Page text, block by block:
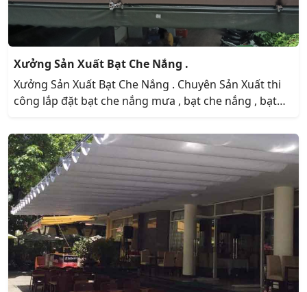
Xưởng Sản Xuất Bạt Che Nắng .
Xưởng Sản Xuất Bạt Che Nắng . Chuyên Sản Xuất thi
công lắp đặt bạt che nắng mưa , bạt che nắng , bạt
rẻ nhất hiện nay .